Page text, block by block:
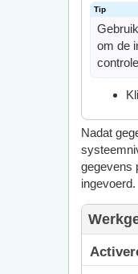
om de
Nadat
gegevens
ingevoerd.